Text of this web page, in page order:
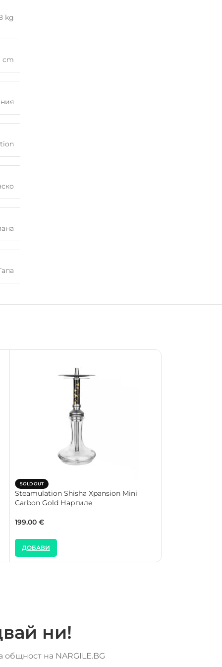
kg
cm
SOLD OUT
Steamulation Shisha Xpansion Mini
Carbon Gold Наргиле
199.00 €
ДОБАВИ
ни!
общност на NARGILE.BG